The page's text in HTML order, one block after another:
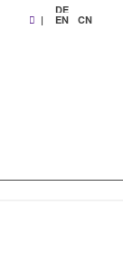
|
DE
EN CN